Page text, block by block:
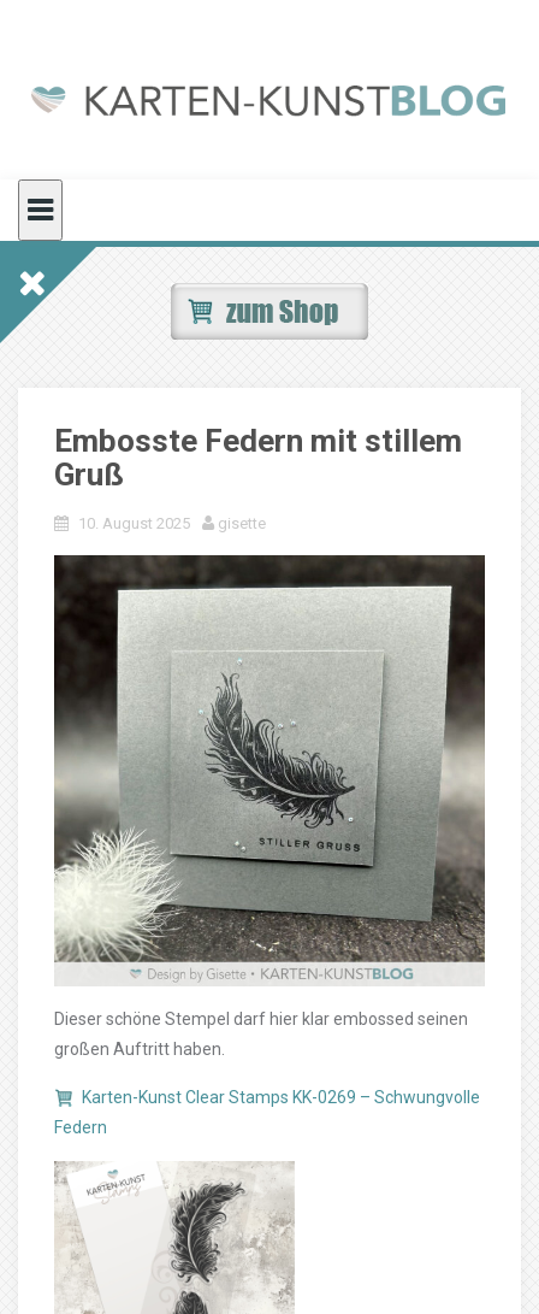
Embosste Federn mit stillem
Gruß
10. August 2025 gisette
Dieser schöne Stempel darf hier klar embossed seinen
großen Auftritt haben.
Karten-Kunst Clear Stamps KK-0269 – Schwungvolle
Federn